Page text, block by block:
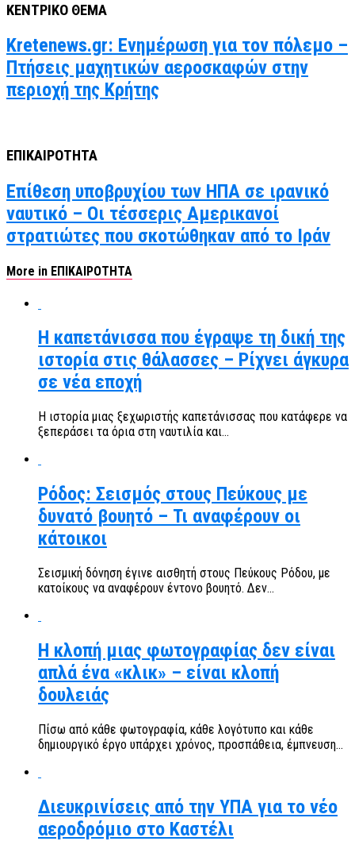
ΚΕΝΤΡΙΚΟ ΘΕΜΑ
Kretenews.gr: Ενημέρωση για τον πόλεμο –
Πτήσεις μαχητικών αεροσκαφών στην
περιοχή της Κρήτης
ΕΠΙΚΑΙΡΟΤΗΤΑ
Επίθεση υποβρυχίου των ΗΠΑ σε ιρανικό
ναυτικό – Οι τέσσερις Αμερικανοί
στρατιώτες που σκοτώθηκαν από το Ιράν
More in ΕΠΙΚΑΙΡΟΤΗΤΑ
Η καπετάνισσα που έγραψε τη δική της
ιστορία στις θάλασσες – Ρίχνει άγκυρα
σε νέα εποχή
Η ιστορία μιας ξεχωριστής καπετάνισσας που κατάφερε να
ξεπεράσει τα όρια στη ναυτιλία και...
Ρόδος: Σεισμός στους Πεύκους με
δυνατό βουητό – Τι αναφέρουν οι
κάτοικοι
Σεισμική δόνηση έγινε αισθητή στους Πεύκους Ρόδου, με
κατοίκους να αναφέρουν έντονο βουητό. Δεν...
Η κλοπή μιας φωτογραφίας δεν είναι
απλά ένα «κλικ» – είναι κλοπή
δουλειάς
Πίσω από κάθε φωτογραφία, κάθε λογότυπο και κάθε
δημιουργικό έργο υπάρχει χρόνος, προσπάθεια, έμπνευση...
Διευκρινίσεις από την ΥΠΑ για το νέο
αεροδρόμιο στο Καστέλι